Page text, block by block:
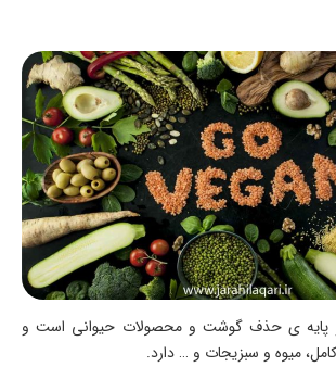
پایه ی حذف گوشت و محصولات حیوانی است و
میوه و سبزیجات و … دارد.